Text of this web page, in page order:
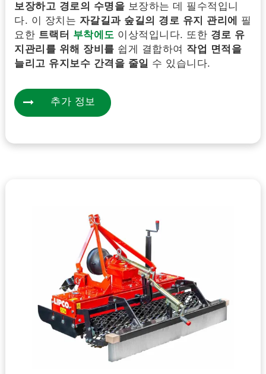
보장하고 경로의 수명을 보장하는 데 필수적입니
다. 이 장치는 자갈길과 숲길의 경로 유지 관리에
필
요한 트랙터 부착에도 이상적입니다. 또한 경로 유
지관리를 위해 장비를 쉽게 결합하여 작업 면적을
늘리고 유지보수 간격을 줄일 수 있습니다.
추가 정보